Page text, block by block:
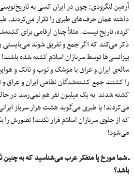
آرمین لنگرودی: چون در ایران کسی به
داشته همان حرف‌های طبری را تکرار می‌کردند.
کرده، تاریخ نیست. مثلاً چنان ارقامی برای
ذکر می‌کند که اگر جمع و تفریق شوند می‌بایستی
بیزانسی‌ها توسط سربازان اسلام کشته شده
ساله‌ی ایران و عراق با موشک و توپ و تانک و
را کشتند جمع کشته‌شدگان نظامی ایران و عراق و
کشته شدند به یک میلیون نفر هم نمی‌رسد در
می‌کردند! یا طبری می‌گوید هشت هزار سرباز
که از جلوی سربازان اسلام فرار نکنند! تصورش را
می‌شود!
ـ شما مورخ یا متفکر عرب می‌شناسید که به چنین
باشد؟